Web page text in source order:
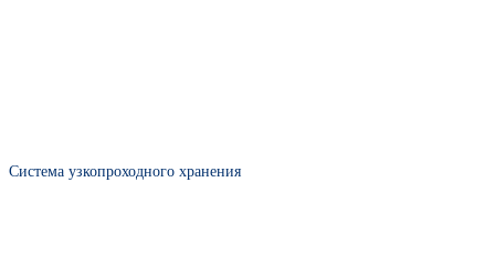
Система узкопроходного хранения